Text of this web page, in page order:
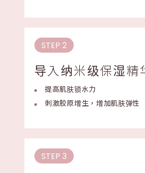
STEP 2
导入纳米级保湿精
提高肌肤锁水力
刺激胶原增生，增加肌肤弹性
STEP 3